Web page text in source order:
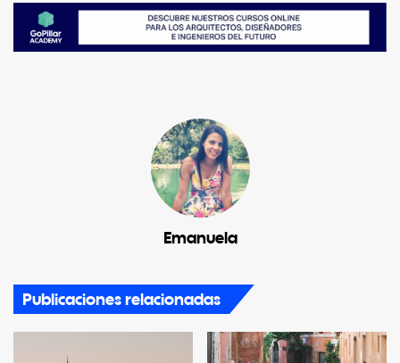
Emanuela
Publicaciones relacionadas